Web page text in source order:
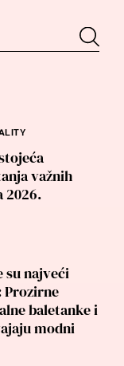
važnih
2026.
su najveći
Prozirne
baletanke i
modni